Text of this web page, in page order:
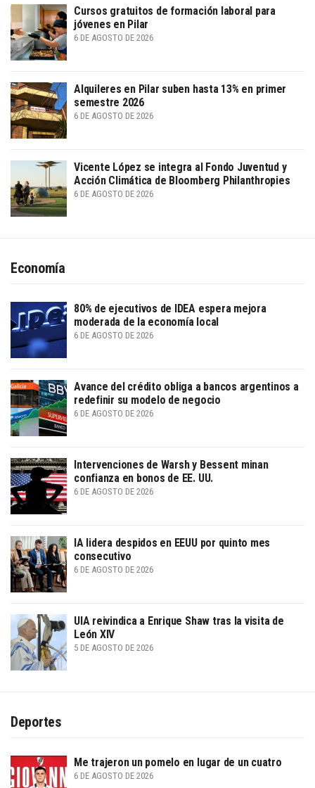
Cursos gratuitos de formación laboral para
jóvenes en Pilar
6 DE AGOSTO DE 2026
Alquileres en Pilar suben hasta 13% en primer
semestre 2026
6 DE AGOSTO DE 2026
Vicente López se integra al Fondo Juventud y
Acción Climática de Bloomberg Philanthropies
6 DE AGOSTO DE 2026
Economía
80% de ejecutivos de IDEA espera mejora
moderada de la economía local
6 DE AGOSTO DE 2026
Avance del crédito obliga a bancos argentinos a
redefinir su modelo de negocio
6 DE AGOSTO DE 2026
Intervenciones de Warsh y Bessent minan
confianza en bonos de EE. UU.
6 DE AGOSTO DE 2026
IA lidera despidos en EEUU por quinto mes
consecutivo
6 DE AGOSTO DE 2026
UIA reivindica a Enrique Shaw tras la visita de
León XIV
5 DE AGOSTO DE 2026
Deportes
Me trajeron un pomelo en lugar de un cuatro
6 DE AGOSTO DE 2026